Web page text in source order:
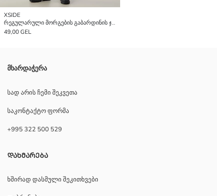
XSIDE
რეგულარული მორგების გაბარდინის ჯოგერის შარვალი მამაკაცებისთვის
49,00 GEL
მხარდაჭერა
სად არის ჩემი შეკვეთა
საკონტაქტო ფორმა
+995 322 500 529
ᲓᲐᲮᲛᲐᲠᲔᲑᲐ
ხშირად დასმული შეკითხვები